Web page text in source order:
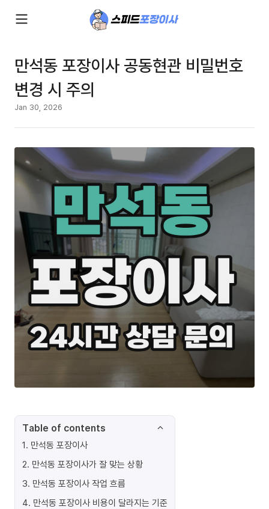
만석동 포장이사 공동현관 비밀번호
변경 시 주의
Jan 30, 2026
Table of contents
1. 만석동 포장이사
2. 만석동 포장이사가 잘 맞는 상황
3. 만석동 포장이사 작업 흐름
4. 만석동 포장이사 비용이 달라지는 기준